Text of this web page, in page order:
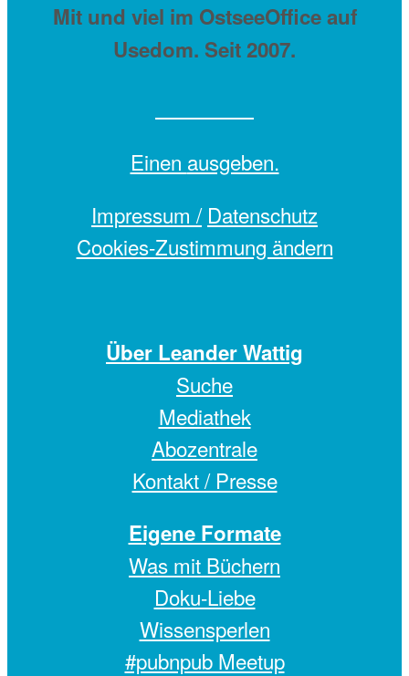
Mit und viel im OstseeOffice auf
Usedom. Seit 2007.
Einen ausgeben.
Impressum / Datenschutz
Cookies-Zustimmung ändern
Über Leander Wattig
Suche
Mediathek
Abozentrale
Kontakt / Presse
Eigene Formate
Was mit Büchern
Doku-Liebe
Wissensperlen
#pubnpub Meetup